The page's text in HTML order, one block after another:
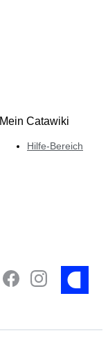
Mein Catawiki
Hilfe-Bereich